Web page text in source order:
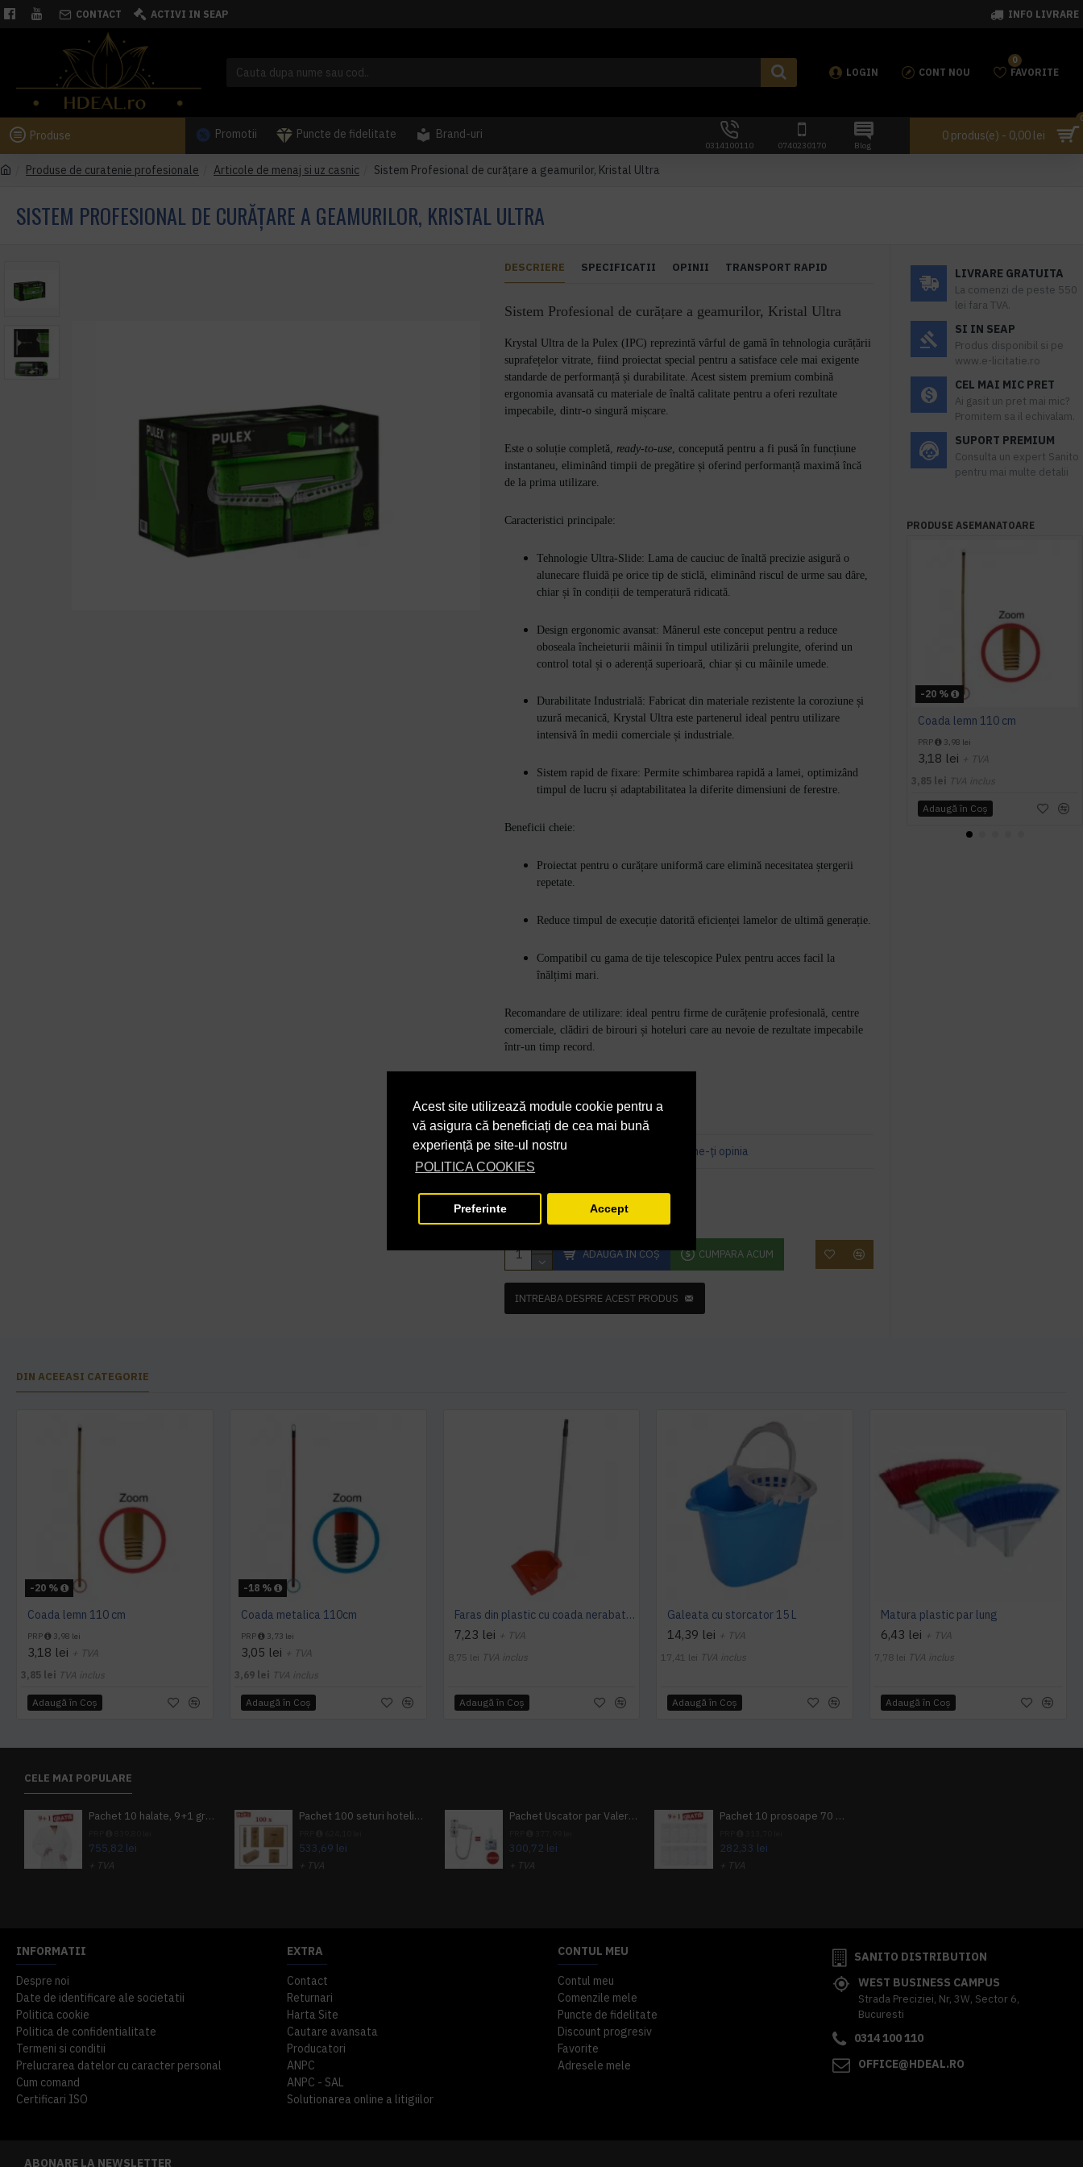
Acest site utilizează module cookie pentru a
vă asigura că beneficiați de cea mai bună
experiență pe site-ul nostru
POLITICA COOKIES
Preferinte Accept
CONTACT ACTIVI IN SEAP INFO LIVRARE
LOGIN CONT NOU FAVORITE
0
Produse Promotii Puncte de fidelitate Brand-uri
0314100110 0740230170 Blog
0 produs(e) - 0,00 lei
Produse de curatenie profesionale Articole de menaj si uz casnic Sistem Profesional de curățare a geamurilor, Kristal Ultra
SISTEM PROFESIONAL DE CURĂȚARE A GEAMURILOR, KRISTAL ULTRA
DESCRIERE SPECIFICATII OPINII TRANSPORT RAPID
Sistem Profesional de curățare a geamurilor, Kristal Ultra
Krystal Ultra de la Pulex (IPC) reprezintă vârful de gamă în tehnologia curățării
suprafețelor vitrate, fiind proiectat special pentru a satisface cele mai exigente
standarde de performanță și durabilitate. Acest sistem premium combină
ergonomia avansată cu materiale de înaltă calitate pentru a oferi rezultate
impecabile, dintr-o singură mișcare.
Este o soluție completă, ready-to-use , concepută pentru a fi pusă în funcțiune
instantaneu, eliminând timpii de pregătire și oferind performanță maximă încă
de la prima utilizare.
Caracteristici principale:
Tehnologie Ultra-Slide: Lama de cauciuc de înaltă precizie asigură o
alunecare fluidă pe orice tip de sticlă, eliminând riscul de urme sau dâre,
chiar și în condiții de temperatură ridicată.
Design ergonomic avansat: Mânerul este conceput pentru a reduce
oboseala încheieturii mâinii în timpul utilizării prelungite, oferind un
control total și o aderență superioară, chiar și cu mâinile umede.
Durabilitate Industrială: Fabricat din materiale rezistente la coroziune și
uzură mecanică, Krystal Ultra este partenerul ideal pentru utilizare
intensivă în medii comerciale și industriale.
Sistem rapid de fixare: Permite schimbarea rapidă a lamei, optimizând
timpul de lucru și adaptabilitatea la diferite dimensiuni de ferestre.
Beneficii cheie:
Proiectat pentru o curățare uniformă care elimină necesitatea ștergerii
repetate.
Reduce timpul de execuție datorită eficienței lamelor de ultimă generație.
Compatibil cu gama de tije telescopice Pulex pentru acces facil la
înălțimi mari.
Recomandare de utilizare: ideal pentru firme de curățenie profesională, centre
comerciale, clădiri de birouri și hoteluri care au nevoie de rezultate impecabile
într-un timp record.
COD PRODUS: ART000000007799
Spune-ţi opinia
298,00 lei+ TVA
360,58 lei TVA inclus
ADAUGĂ ÎN COŞ CUMPARA ACUM
INTREABA DESPRE ACEST PRODUS
LIVRARE GRATUITA
La comenzi de peste 550
lei fara TVA.
SI IN SEAP
Produs disponibil si pe
www.e-licitatie.ro
CEL MAI MIC PRET
Ai gasit un pret mai mic?
Promitem sa il echivalam.
SUPORT PREMIUM
Consulta un expert Sanito
pentru mai multe detalii
PRODUSE ASEMANATOARE
-20 %
Coada lemn 110 cm
PRP 3,98 lei
3,18 lei + TVA
3,85 lei TVA inclus
Adaugă în Coş
DIN ACEEASI CATEGORIE
-20 %
Coada lemn 110 cm
PRP 3,98 lei
3,18 lei + TVA
3,85 lei TVA inclus
Adaugă în Coş
-18 %
Coada metalica 110cm
PRP 3,73 lei
3,05 lei + TVA
3,69 lei TVA inclus
Adaugă în Coş
Faras din plastic cu coada nerabatabila - rosu/ albastru
7,23 lei + TVA
8,75 lei TVA inclus
Adaugă în Coş
Galeata cu storcator 15 L
14,39 lei + TVA
17,41 lei TVA inclus
Adaugă în Coş
Matura plastic par lung
6,43 lei + TVA
7,78 lei TVA inclus
Adaugă în Coş
CELE MAI POPULARE
Pachet 10 halate, 9+1 gratuit
755,82 lei
+ TVA
Pachet 100 seturi hoteliere, set dentar, set barbierit, casca de dus, pila unghii, set cusut
533,69 lei
+ TVA
Pachet Uscator par Valera Action Super Plus + GRATUIT Sampon si gel de dus Tork
300,72 lei
+ TVA
Pachet 10 prosoape 70 x 140cm 9 + 1 gratuit
282,33 lei
+ TVA
INFORMATII
Despre noi
Date de identificare ale societatii
Politica cookie
Politica de confidentialitate
Termeni si conditii
Prelucrarea datelor cu caracter personal
Cum comand
Certificari ISO
EXTRA
Contact
Returnari
Harta Site
Cautare avansata
Producatori
ANPC
ANPC - SAL
Solutionarea online a litigiilor
CONTUL MEU
Contul meu
Comenzile mele
Puncte de fidelitate
Discount progresiv
Favorite
Adresele mele
SANITO DISTRIBUTION
WEST BUSINESS CAMPUS
Strada Preciziei, Nr, 3W, Sector 6,
Bucuresti
0314 100 110
OFFICE@HDEAL.RO
ABONARE LA NEWSLETTER